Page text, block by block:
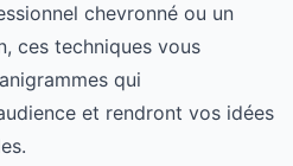
chevronné ou un
ces techniques vous
qui
et rendront vos idées